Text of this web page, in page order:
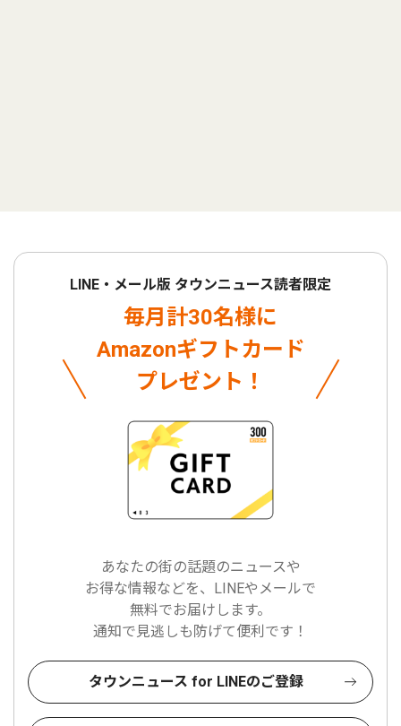
LINE・メール版 タウンニュース読者限定
毎月計30名様に
Amazonギフトカード
プレゼント！
あなたの街の話題のニュースや
お得な情報などを、LINEやメールで
無料でお届けします。
通知で見逃しも防げて便利です！
タウンニュース for LINEのご登録